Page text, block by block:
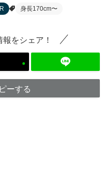
身長170cm〜
をシェア！
ーする